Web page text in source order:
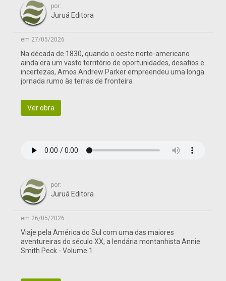
por:
Juruá Editora
em 27/05/2026
Na década de 1830, quando o oeste norte-americano
ainda era um vasto território de oportunidades, desafios e
incertezas, Amos Andrew Parker empreendeu uma longa
jornada rumo às terras de fronteira
Ver obra
por:
Juruá Editora
em 26/05/2026
Viaje pela América do Sul com uma das maiores
aventureiras do século XX, a lendária montanhista Annie
Smith Peck - Volume 1